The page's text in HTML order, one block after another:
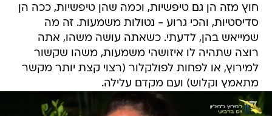
חוץ מזה הן גם טיפשיות, וכמה שהן טיפשיות, ככה הן
סדיסטיות, והכי גרוע - נטולות משמעות. זה מה
שמייאש בהן, לדעתי. כשאתה עושה משהו, אתה
רוצה שתהיה לו איזושהי משמעות, משהו שקשור
למירוץ, או לפחות לפולקלור (רצוי קצת יותר מקשר
מתאמץ וקלוש) ועם מקדם עלילה.